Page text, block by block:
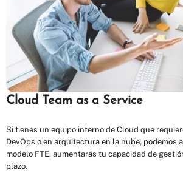
Cloud Team as a Service
Si tienes un equipo interno de Cloud que
DevOps o en arquitectura en la nube, podemos
modelo FTE, aumentarás tu capacidad de
plazo.